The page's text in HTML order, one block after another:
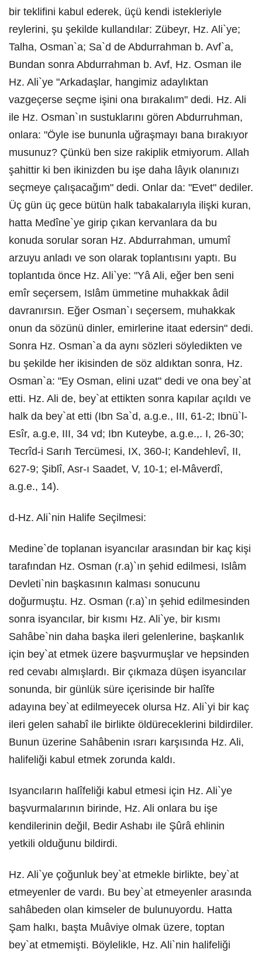
bir teklifini kabul ederek, üçü kendi istekleriyle
reylerini, şu şekilde kullandılar: Zübeyr, Hz. Ali`ye;
Talha, Osman`a; Sa`d de Abdurrahman b. Avf`a,
Bundan sonra Abdurrahman b. Avf, Hz. Osman ile
Hz. Ali`ye "Arkadaşlar, hangimiz adaylıktan
vazgeçerse seçme işini ona bırakalım" dedi. Hz. Ali
ile Hz. Osman`ın sustuklarını gören Abdurruhman,
onlara: "Öyle ise bununla uğraşmayı bana bırakıyor
musunuz? Çünkü ben size rakiplik etmiyorum. Allah
şahittir ki ben ikinizden bu işe daha lâyık olanınızı
seçmeye çalışacağım" dedi. Onlar da: "Evet" dediler.
Üç gün üç gece bütün halk tabakalarıyla ilişki kuran,
hatta Medîne`ye girip çıkan kervanlara da bu
konuda sorular soran Hz. Abdurrahman, umumî
arzuyu anladı ve son olarak toplantısını yaptı. Bu
toplantıda önce Hz. Ali`ye: "Yâ Ali, eğer ben seni
emîr seçersem, Islâm ümmetine muhakkak âdil
davranırsın. Eğer Osman`ı seçersem, muhakkak
onun da sözünü dinler, emirlerine itaat edersin" dedi.
Sonra Hz. Osman`a da aynı sözleri söyledikten ve
bu şekilde her ikisinden de söz aldıktan sonra, Hz.
Osman`a: "Ey Osman, elini uzat" dedi ve ona bey`at
etti. Hz. Ali de, bey`at ettikten sonra kapılar açıldı ve
halk da bey`at etti (Ibn Sa`d, a.g.e., III, 61-2; Ibnü`l-
Esîr, a.g.e, III, 34 vd; Ibn Kuteybe, a.g.e.,. I, 26-30;
Tecrîd-i Sarıh Tercümesi, IX, 360-I; Kandehlevî, II,
627-9; Şiblî, Asr-ı Saadet, V, 10-1; el-Mâverdî,
a.g.e., 14).
d-Hz. Ali`nin Halife Seçilmesi:
Medine`de toplanan isyancılar arasından bir kaç kişi
tarafından Hz. Osman (r.a)`ın şehid edilmesi, Islâm
Devleti`nin başkasının kalması sonucunu
doğurmuştu. Hz. Osman (r.a)`ın şehid edilmesinden
sonra isyancılar, bir kısmı Hz. Ali`ye, bir kısmı
Sahâbe`nin daha başka ileri gelenlerine, başkanlık
için bey`at etmek üzere başvurmuşlar ve hepsinden
red cevabı almışlardı. Bir çıkmaza düşen isyancılar
sonunda, bir günlük süre içerisinde bir halîfe
adayına bey`at edilmeyecek olursa Hz. Ali`yi bir kaç
ileri gelen sahabî ile birlikte öldüreceklerini bildirdiler.
Bunun üzerine Sahâbenin ısrarı karşısında Hz. Ali,
halifeliği kabul etmek zorunda kaldı.
Isyancıların halîfeliği kabul etmesi için Hz. Ali`ye
başvurmalarının birinde, Hz. Ali onlara bu işe
kendilerinin değil, Bedir Ashabı ile Şûrâ ehlinin
yetkili olduğunu bildirdi.
Hz. Ali`ye çoğunluk bey`at etmekle birlikte, bey`at
etmeyenler de vardı. Bu bey`at etmeyenler arasında
sahâbeden olan kimseler de bulunuyordu. Hatta
Şam halkı, başta Muâviye olmak üzere, toptan
bey`at etmemişti. Böylelikle, Hz. Ali`nin halifeliği